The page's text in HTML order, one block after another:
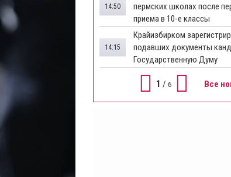
пермских школах после
приема в 10-е классы
14:50
Крайизбирком
подавших документы
Государственную Думу
14:15
1 / 6 Все